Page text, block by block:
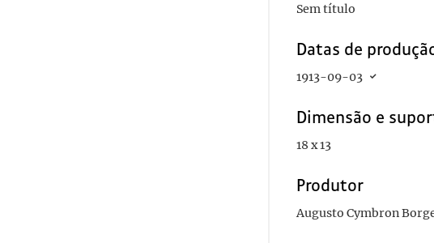
Sem título
Datas de
1913-09-03
Dimensão e
18 x 13
Produtor
Augusto Cymbron